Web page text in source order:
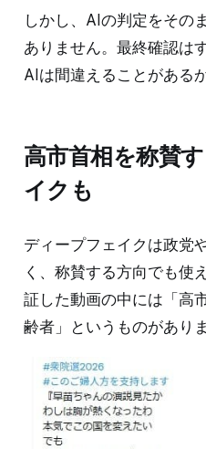
しかし、AIの判定をその
ありません。最終確認は
AIは間違えることがある
高市首相を称賛
イクも
ディープフェイクは政党
く、称賛する方向でも使
証した動画の中には「高
齢者」というものがありま